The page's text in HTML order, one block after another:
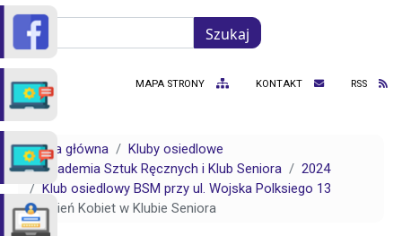
Szukaj
Szukaj
MAPA STRONY KONTAKT RSS
Strona główna
Kluby osiedlowe
Akademia Sztuk Ręcznych i Klub Seniora
2024
Klub osiedlowy BSM przy ul. Wojska Polksiego 13
Dzień Kobiet w Klubie Seniora